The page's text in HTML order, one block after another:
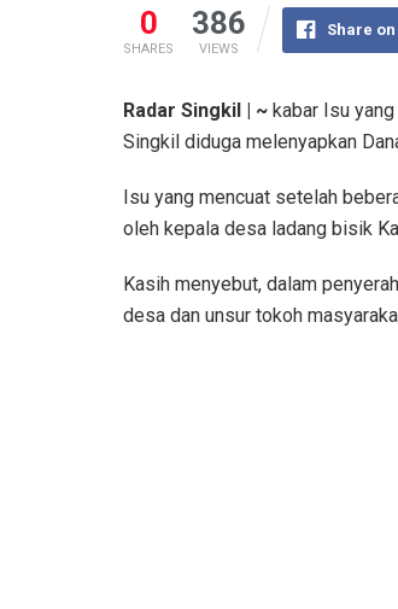
0
SHARES
386
VIEWS
Share
Radar Singkil | ~ kabar Isu
Singkil diduga melenyapkan
Isu yang mencuat setelah
oleh kepala desa ladang bisik
Kasih menyebut, dalam
desa dan unsur tokoh